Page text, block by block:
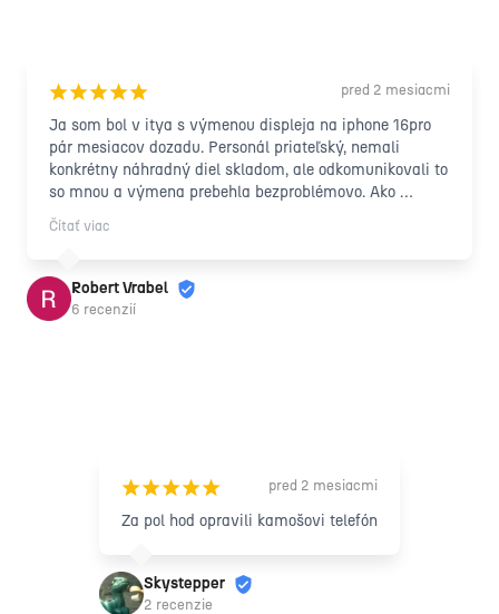
¡¡¡¡¡ pred 2 mesiacmi
Ja som bol v itya s výmenou displeja na iphone 16pro
pár mesiacov dozadu. Personál priateľský, nemali
konkrétny náhradný diel skladom, ale odkomunikovali to
so mnou a výmena prebehla bezproblémovo. Ako
"bolestné" že to trvalo o deň viac skrz to, že spomínaný
náhradný diel nebol skladom som dostal ochranné sklo
Nakoľko jeden deň hore dole , aj tak by som to u nich
servisoval. Pomohli aj s dokumentáciou pre poisťovňu,
takže odporúčam 10/10.
Čítať viac
Robert Vrabel
6 recenzií
¡¡¡¡¡ pred 2 mesiacmi
Za pol hod opravili kamošovi telefón
Skystepper
2 recenzie